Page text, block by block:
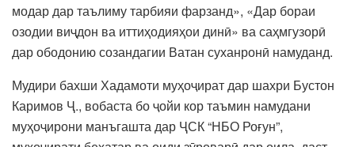
модар дар таълиму тарбияи фарзанд», «Дар бораи
озодии виҷдон ва иттиҳодияҳои динӣ» ва саҳмгузорӣ
дар ободонию созандагии Ватан суханронӣ намуданд.
Мудири бахши Хадамоти муҳоҷират дар шахри Бустон
Каримов Ҷ., вобаста бо ҷойи кор таъмин намудани
муҳоҷирони манъгашта дар ҶСК “НБО Роғун”,